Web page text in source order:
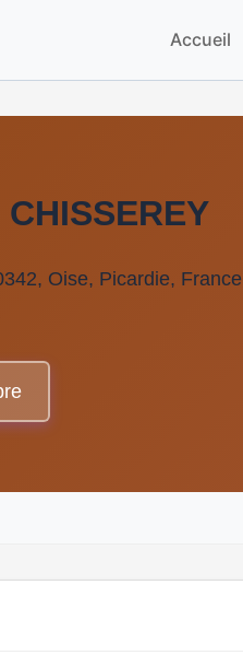
Accueil
Oise, Picardie, France